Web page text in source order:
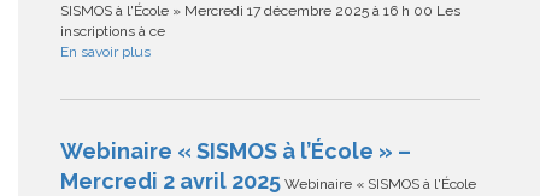
SISMOS à l'École » Mercredi 17 décembre 2025 à 16 h 00 Les
inscriptions à ce
En savoir plus
Webinaire « SISMOS à l’École » –
Mercredi 2 avril 2025 Webinaire « SISMOS à l'École